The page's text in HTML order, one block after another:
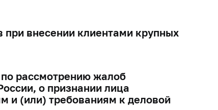
при внесении клиентами крупных
рассмотрению жалоб
о признании лица
и (или) требованиям к деловой